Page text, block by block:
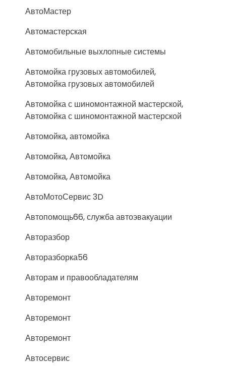
АвтоМастер
Автомастерская
Автомобильные выхлопные системы
Автомойка грузовых автомобилей,
Автомойка грузовых автомобилей
Автомойка с шиномонтажной мастерской,
Автомойка с шиномонтажной мастерской
Автомойка, автомойка
Автомойка, Автомойка
Автомойка, Автомойка
АвтоМотоСервис 3D
Автопомощь66, служба автоэвакуации
Авторазбор
Авторазборка56
Авторам и правообладателям
Авторемонт
Авторемонт
Авторемонт
Автосервис